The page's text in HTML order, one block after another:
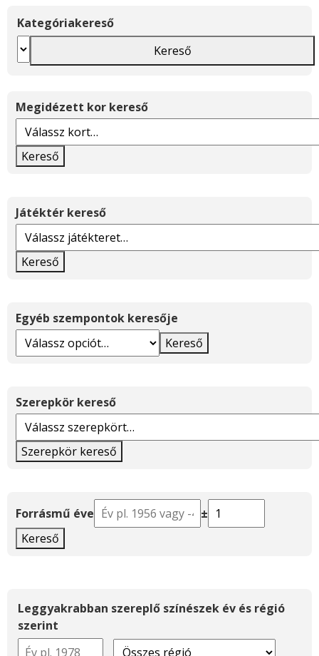
Kategóriakereső
Kereső
Megidézett kor kereső
Kereső
Játéktér kereső
Kereső
Egyéb szempontok keresője
Kereső
Szerepkör kereső
Szerepkör kereső
Forrásmű éve
±
Kereső
Leggyakrabban szereplő színészek év és régió
szerint